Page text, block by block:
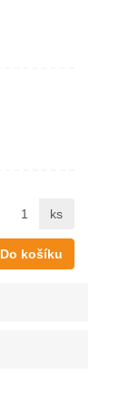
ks
Do košíku